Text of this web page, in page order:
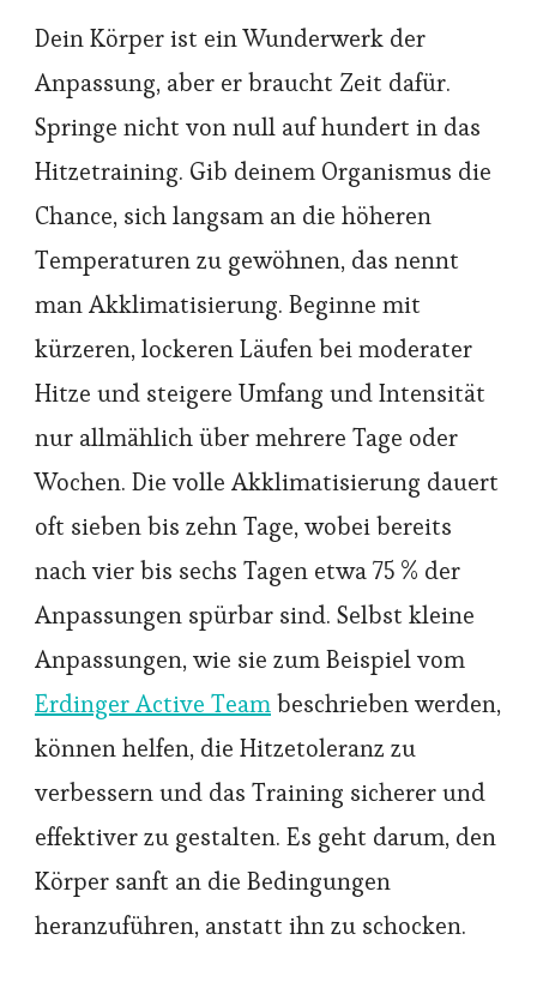
Dein Körper ist ein Wunderwerk der
Anpassung, aber er braucht Zeit dafür.
Springe nicht von null auf hundert in das
Hitzetraining. Gib deinem Organismus die
Chance, sich langsam an die höheren
Temperaturen zu gewöhnen, das nennt
man Akklimatisierung. Beginne mit
kürzeren, lockeren Läufen bei moderater
Hitze und steigere Umfang und Intensität
nur allmählich über mehrere Tage oder
Wochen. Die volle Akklimatisierung dauert
oft sieben bis zehn Tage, wobei bereits
nach vier bis sechs Tagen etwa 75 % der
Anpassungen spürbar sind. Selbst kleine
Anpassungen, wie sie zum Beispiel vom
Erdinger Active Teambeschrieben werden,
können helfen, die Hitzetoleranz zu
verbessern und das Training sicherer und
effektiver zu gestalten. Es geht darum, den
Körper sanft an die Bedingungen
heranzuführen, anstatt ihn zu schocken.